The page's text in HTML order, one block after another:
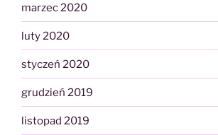
marzec 2020
luty 2020
styczeń 2020
grudzień 2019
listopad 2019